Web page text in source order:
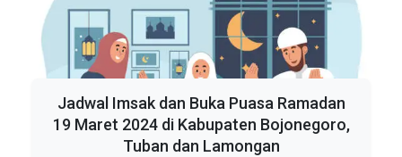
Jadwal Imsak dan Buka Puasa Ramadan
19 Maret 2024 di Kabupaten Bojonegoro,
Tuban dan Lamongan